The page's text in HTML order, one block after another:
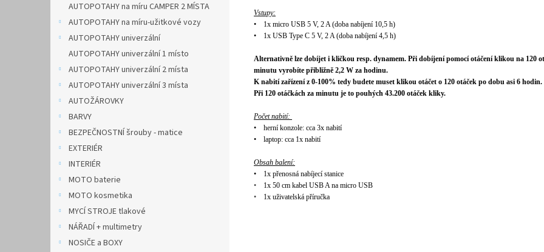
AUTOPOTAHY na míru CAMPER 2 MÍSTA
AUTOPOTAHY na míru-užitkové vozy
AUTOPOTAHY univerzální
AUTOPOTAHY univerzální 1 místo
AUTOPOTAHY univerzální 2 místa
AUTOPOTAHY univerzální 3 místa
AUTOŽÁROVKY
BARVY
BEZPEČNOSTNÍ šrouby - matice
EXTERIÉR
INTERIÉR
MOTO baterie
MOTO kosmetika
MYCÍ STROJE tlakové
NÁŘADÍ + multimetry
NOSIČE a BOXY
Vstupy:
• 1x micro USB 5 V, 2 A (doba nabíjení 10,5 h)
• 1x USB Type C 5 V, 2 A (doba nabíjení 4,5 h)
Alternativně lze dobíjet i kličkou resp. dynamem. Při dobíjení pomocí otáčení klikou na 120
minutu vyrobíte přibližně 2,2 W za hodinu.
K nabití zařízení z 0-100% tedy budete muset klikou otáčet o 120 otáček po dobu asi 6 hodin.
Při 120 otáčkách za minutu je to pouhých 43.200 otáček kliky.
Počet nabití:
• herní konzole: cca 3x nabití
• laptop: cca 1x nabití
Obsah balení:
• 1x přenosná nabíjecí stanice
• 1x 50 cm kabel USB A na micro USB
• 1x uživatelská příručka